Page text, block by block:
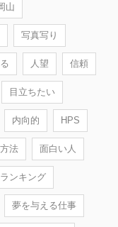
山
写真写り
人望 信頼
目立ちたい
内向的 HPS
法 面白い人
ンキング
夢を与える仕事